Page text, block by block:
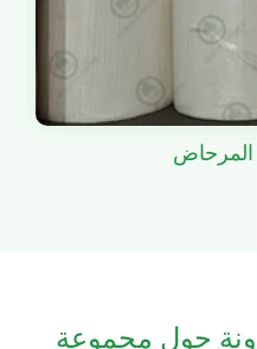
المرحاض
حول مجموعة